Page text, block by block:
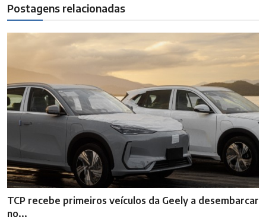
Postagens relacionadas
TCP recebe primeiros veículos da Geely a desembarcar
no...